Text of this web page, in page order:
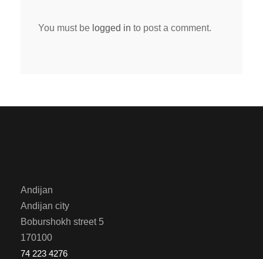
You must be logged in to post a comment.
Andijan
Andijan city
Boburshokh street 5
170100
74 223 4276